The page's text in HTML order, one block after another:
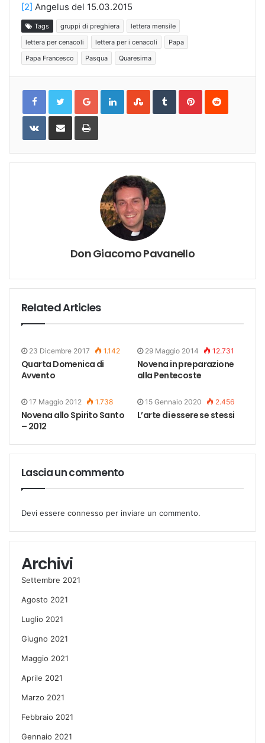
[2] Angelus del 15.03.2015
Tags gruppi di preghiera
lettera mensile
lettera per cenacoli
lettera per i cenacoli
Papa
Papa Francesco
Pasqua Quaresima
Google+LinkedInStumbleUpon
TumblrPinterestReddit
VKontakteShare
Email
Print
Don Giacomo Pavanello
Related Articles
23 Dicembre 2017 1.142
Quarta Domenica di
Avvento
29 Maggio 2014 12.731
Novena in preparazione
alla Pentecoste
17 Maggio 2012 1.738
Novena allo Spirito Santo
– 2012
15 Gennaio 2020 2.456
L’arte di essere se stessi
Lascia un commento
Devi essere connesso per inviare un commento.
Archivi
Settembre 2021
Agosto 2021
Luglio 2021
Giugno 2021
Maggio 2021
Aprile 2021
Marzo 2021
Febbraio 2021
Gennaio 2021